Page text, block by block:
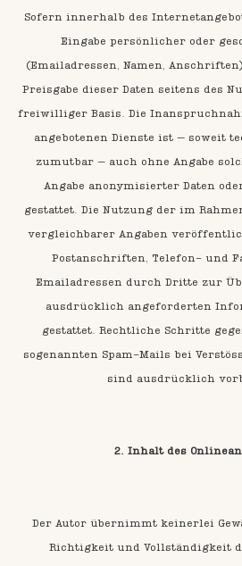
Sofern innerhalb des
Eingabe persönlicher oder
(Emailadressen, Namen,
Preisgabe dieser Daten seitens des
freiwilliger Basis. Die
angebotenen Dienste ist – soweit
zumutbar – auch ohne Angabe
Angabe anonymisierter Daten
gestattet. Die Nutzung der im
vergleichbarer Angaben
Postanschriften, Telefon- und
Emailadressen durch Dritte zur
ausdrücklich angeforderten
gestattet. Rechtliche Schritte
sogenannten Spam-Mails bei
sind ausdrücklich
2. Inhalt des
Der Autor übernimmt keinerlei
Richtigkeit und Vollständigkeit